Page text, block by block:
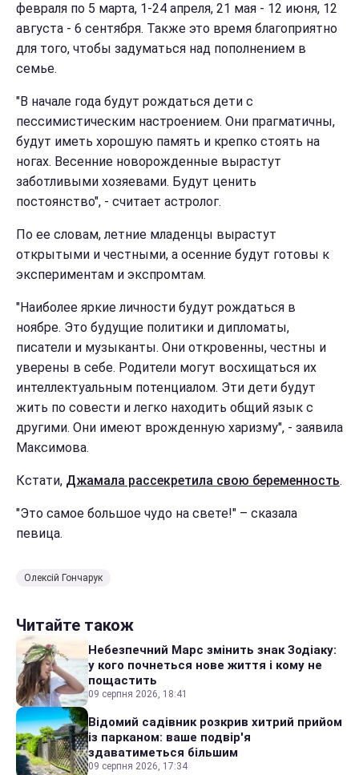
февраля по 5 марта, 1-24 апреля, 21 мая - 12 июня, 12
августа - 6 сентября. Также это время благоприятно
для того, чтобы задуматься над пополнением в
семье.
"В начале года будут рождаться дети с
пессимистическим настроением. Они прагматичны,
будут иметь хорошую память и крепко стоять на
ногах. Весенние новорожденные вырастут
заботливыми хозяевами. Будут ценить
постоянство", - считает астролог.
По ее словам, летние младенцы вырастут
открытыми и честными, а осенние будут готовы к
экспериментам и экспромтам.
"Наиболее яркие личности будут рождаться в
ноябре. Это будущие политики и дипломаты,
писатели и музыканты. Они откровенны, честны и
уверены в себе. Родители могут восхищаться их
интеллектуальным потенциалом. Эти дети будут
жить по совести и легко находить общий язык с
другими. Они имеют врожденную харизму", - заявила
Максимова.
Кстати, Джамала рассекретила свою беременность.
"Это самое большое чудо на свете!" – сказала
певица.
Олексій Гончарук
Читайте також
Небезпечний Марс змінить знак Зодіаку:
у кого почнеться нове життя і кому не
пощастить
09 серпня 2026, 18:41
Відомий садівник розкрив хитрий прийом
із парканом: ваше подвір'я
здаватиметься більшим
09 серпня 2026, 17:34